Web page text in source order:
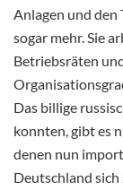
Anlagen und den
sogar mehr. Sie
Betriebsräten
Das billige
konnten, gibt es
denen nun
Deutschland sich